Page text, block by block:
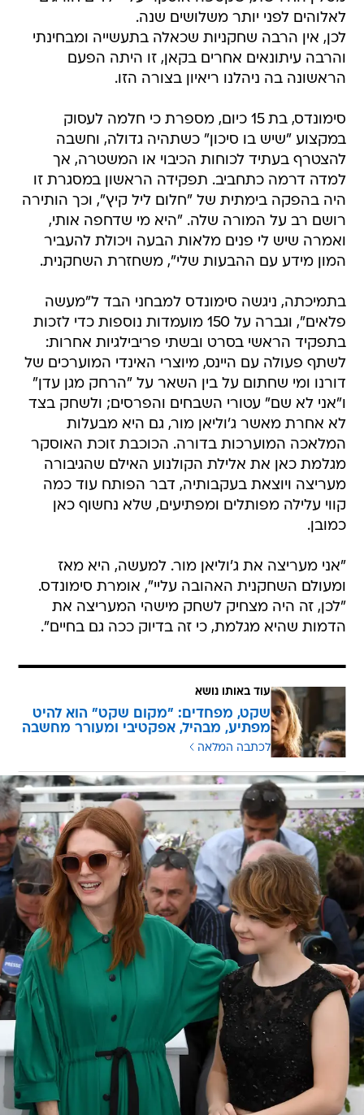
לאלוהים לפני יותר משלושים שנה.
לכן, אין הרבה שחקניות שכאלה בתעשייה ומבחינתי
והרבה עיתונאים אחרים בקאן, זו היתה הפעם
הראשונה בה ניהלנו ריאיון בצורה הזו.
סימונדס, בת 15 כיום, מספרת כי חלמה לעסוק
במקצוע "שיש בו סיכון" כשתהיה גדולה, וחשבה
להצטרף בעתיד לכוחות הכיבוי או המשטרה, אך
למדה דרמה כתחביב. תפקידה הראשון במסגרת זו
היה בהפקה בימתית של "חלום ליל קיץ", וכך הותירה
רושם רב על המורה שלה. "היא מי שדחפה אותי,
ואמרה שיש לי פנים מלאות הבעה ויכולת להעביר
המון מידע עם ההבעות שלי", משחזרת השחקנית.
בתמיכתה, ניגשה סימונדס למבחני הבד ל"מעשה
פלאים", וגברה על 150 מועמדות נוספות כדי לזכות
בתפקיד הראשי בסרט ובשתי פריבילגיות אחרות:
לשתף פעולה עם היינס, מיוצרי האינדי המוערכים של
דורנו ומי שחתום על בין השאר על "הרחק מגן עדן"
ו"אני לא שם" עטורי השבחים והפרסים; ולשחק בצד
לא אחרת מאשר ג'וליאן מור, גם היא מבעלות
המלאכה המוערכות בדורה. הכוכבת זוכת האוסקר
מגלמת כאן את אלילת הקולנוע האילם שהגיבורה
מעריצה ויוצאת בעקבותיה, דבר הפותח עוד כמה
קווי עלילה מפותלים ומפתיעים, שלא נחשוף כאן
כמובן.
"אני מעריצה את ג'וליאן מור. למעשה, היא מאז
ומעולם השחקנית האהובה עליי", אומרת סימונדס.
"לכן, זה היה מצחיק לשחק מישהי המעריצה את
הדמות שהיא מגלמת, כי זה בדיוק ככה גם בחיים".
עוד באותו נושא
שקט, מפחדים: "מקום שקט" הוא להיט
מפתיע, מבהיל, אפקטיבי ומעורר מחשבה
לכתבה המלאה